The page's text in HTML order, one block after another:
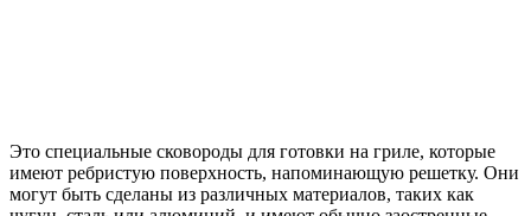
Это специальные сковороды для готовки на гриле, которые
имеют ребристую поверхность, напоминающую решетку. Они
могут быть сделаны из различных материалов, таких как